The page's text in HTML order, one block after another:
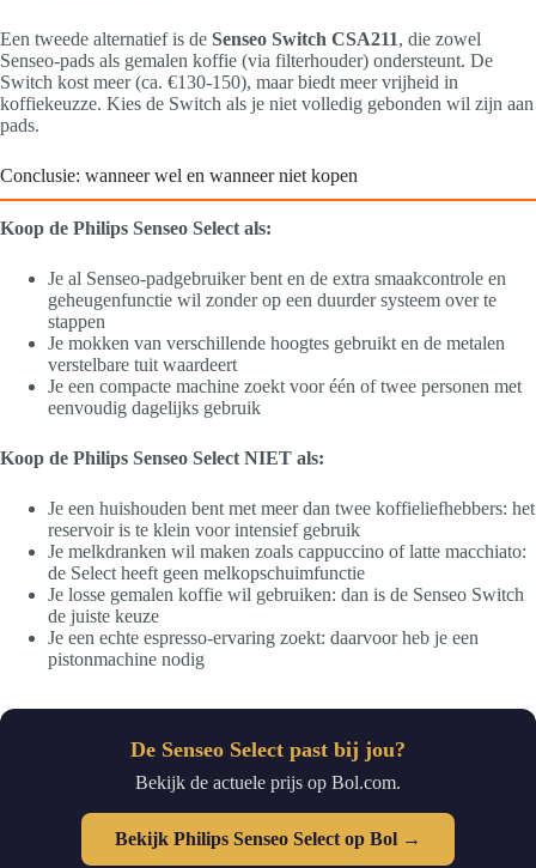
Een tweede alternatief is de Senseo Switch CSA211, die zowel
Senseo-pads als gemalen koffie (via filterhouder) ondersteunt. De
Switch kost meer (ca. €130-150), maar biedt meer vrijheid in
koffiekeuzze. Kies de Switch als je niet volledig gebonden wil zijn aan
pads.
Conclusie: wanneer wel en wanneer niet kopen
Koop de Philips Senseo Select als:
Je al Senseo-padgebruiker bent en de extra smaakcontrole en
geheugenfunctie wil zonder op een duurder systeem over te
stappen
Je mokken van verschillende hoogtes gebruikt en de metalen
verstelbare tuit waardeert
Je een compacte machine zoekt voor één of twee personen met
eenvoudig dagelijks gebruik
Koop de Philips Senseo Select NIET als:
Je een huishouden bent met meer dan twee koffieliefhebbers: het
reservoir is te klein voor intensief gebruik
Je melkdranken wil maken zoals cappuccino of latte macchiato:
de Select heeft geen melkopschuimfunctie
Je losse gemalen koffie wil gebruiken: dan is de Senseo Switch
de juiste keuze
Je een echte espresso-ervaring zoekt: daarvoor heb je een
pistonmachine nodig
De Senseo Select past bij jou?
Bekijk de actuele prijs op Bol.com.
Bekijk Philips Senseo Select op Bol →